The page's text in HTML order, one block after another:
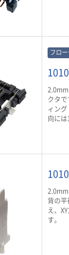
フロ
クタ
ィン
向に
背の
え、
す。